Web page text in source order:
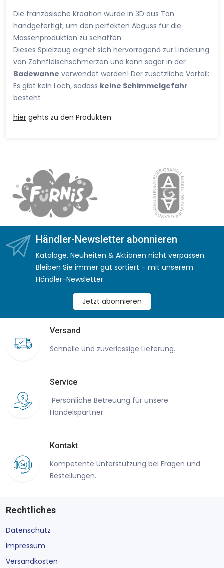
Die französische Kreation wurde in 3D aus Ton
handgefertigt, um den perfekten Abguss für die
Massenproduktion zu schaffen.
Dieses Spielzeug eignet sich hervorragend zur Linderung
von Zahnfleischschmerzen und kann sogar in der
Badewanne verwendet werden! Der zusätzliche Vorteil:
Es gibt kein Loch, sodass keine Schimmelgefahr
besteht
hier gehts zu den Produkten
Händler-Newsletter abonnieren
Kataloge, Neuheiten & Aktionen nicht verpassen.
Bleiben Sie immer gut sortiert – mit unserem
Händler-Newsletter.
Jetzt abonnieren
Versand
Schnelle und zuverlässige Lieferung.
Service
Persönliche Betreuung für unsere
Handelspartner.
Kontakt
Kompetente Unterstützung bei Fragen und
Bestellungen.
Rechtliches
Datenschutz
Impressum
Versandkosten